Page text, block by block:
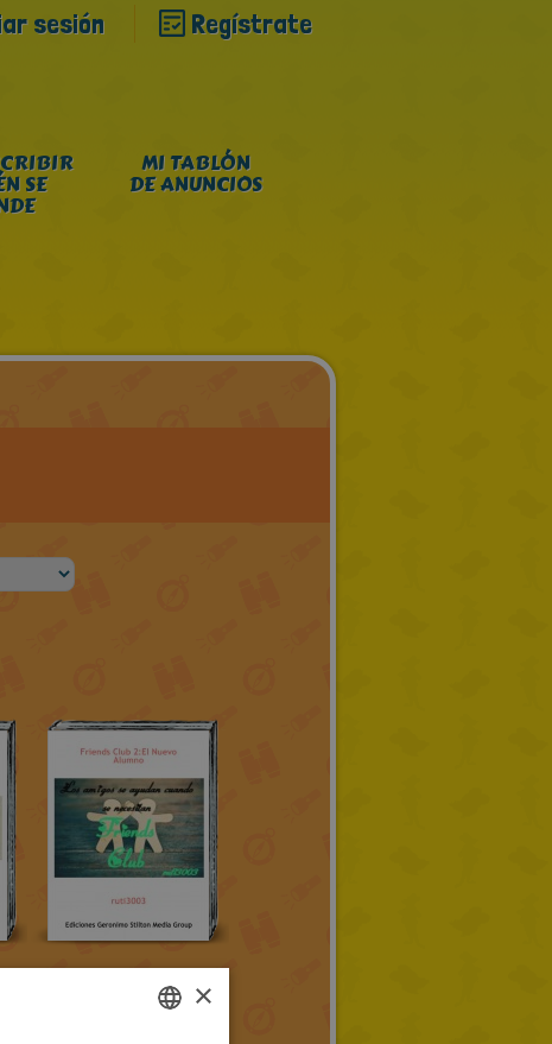
sesión Regístrate
SE
MI TABLÓN
DE ANUNCIOS
×